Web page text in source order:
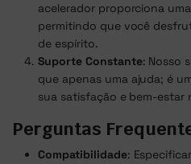
acelerador proporciona
permitindo que você
de espírito.
Suporte Constante: Nosso
que apenas uma ajuda; é
sua satisfação e bem-estar
Perguntas
Compatibilidade: